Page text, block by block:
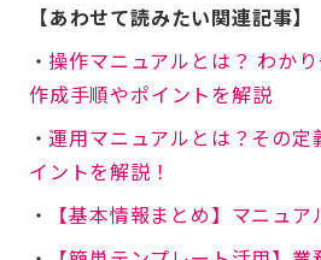
【あわせて読みたい関連記事】
・ 操作マニュアルとは？ わか
作成手順やポイントを解説
・運用マニュアルとは？その定
イントを解説！
・
【基本情報まとめ】マニュア